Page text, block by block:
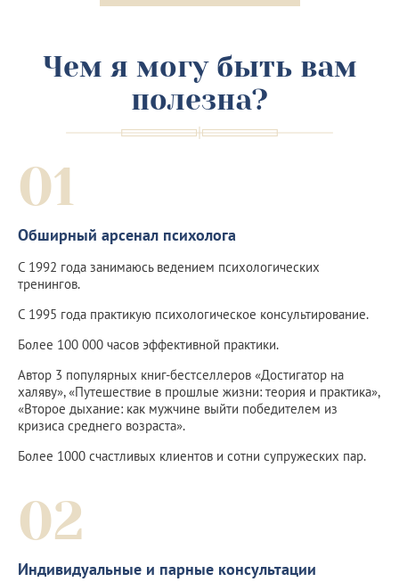
Чем я могу быть вам
полезна?
01
Обширный арсенал психолога
С 1992 года занимаюсь ведением психологических
тренингов.
С 1995 года практикую психологическое консультирование.
Более 100 000 часов эффективной практики.
Автор 3 популярных книг-бестселлеров «Достигатор на
халяву», «Путешествие в прошлые жизни: теория и практика»,
«Второе дыхание: как мужчине выйти победителем из
кризиса среднего возраста».
Более 1000 счастливых клиентов и сотни супружеских пар.
02
Индивидуальные и парные консультации